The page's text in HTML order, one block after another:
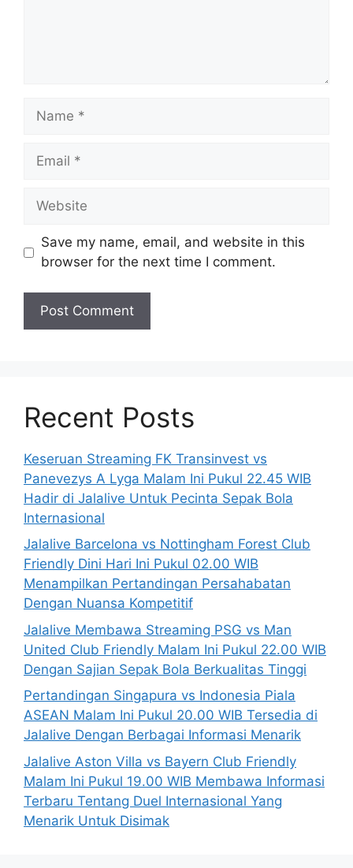
Name
Email
Website
Save my name, email, and website in this
browser for the next time I comment.
Recent Posts
Keseruan Streaming FK Transinvest vs
Panevezys A Lyga Malam Ini Pukul 22.45 WIB
Hadir di Jalalive Untuk Pecinta Sepak Bola
Internasional
Jalalive Barcelona vs Nottingham Forest Club
Friendly Dini Hari Ini Pukul 02.00 WIB
Menampilkan Pertandingan Persahabatan
Dengan Nuansa Kompetitif
Jalalive Membawa Streaming PSG vs Man
United Club Friendly Malam Ini Pukul 22.00 WIB
Dengan Sajian Sepak Bola Berkualitas Tinggi
Pertandingan Singapura vs Indonesia Piala
ASEAN Malam Ini Pukul 20.00 WIB Tersedia di
Jalalive Dengan Berbagai Informasi Menarik
Jalalive Aston Villa vs Bayern Club Friendly
Malam Ini Pukul 19.00 WIB Membawa Informasi
Terbaru Tentang Duel Internasional Yang
Menarik Untuk Disimak